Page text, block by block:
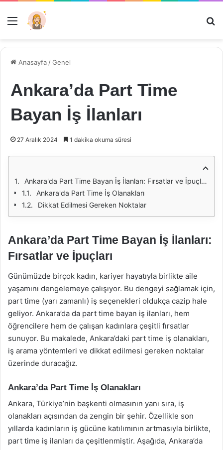
Menü
Anasayfa /Genel
Ankara’da Part Time
Bayan İş İlanları
27 Aralık 2024 1 dakika okuma süresi
Ankara'da Part Time Bayan İş İlanları: Fırsatlar ve İpuçları
Ankara'da Part Time İş Olanakları
Dikkat Edilmesi Gereken Noktalar
Ankara’da Part Time Bayan İş İlanları:
Fırsatlar ve İpuçları
Günümüzde birçok kadın, kariyer hayatıyla birlikte aile
yaşamını dengelemeye çalışıyor. Bu dengeyi sağlamak için,
part time (yarı zamanlı) iş seçenekleri oldukça cazip hale
geliyor. Ankara’da da part time bayan iş ilanları, hem
öğrencilere hem de çalışan kadınlara çeşitli fırsatlar
sunuyor. Bu makalede, Ankara’daki part time iş olanakları,
iş arama yöntemleri ve dikkat edilmesi gereken noktalar
üzerinde duracağız.
Ankara’da Part Time İş Olanakları
Ankara, Türkiye’nin başkenti olmasının yanı sıra, iş
olanakları açısından da zengin bir şehir. Özellikle son
yıllarda kadınların iş gücüne katılımının artmasıyla birlikte,
part time iş ilanları da çeşitlenmiştir. Aşağıda, Ankara’da